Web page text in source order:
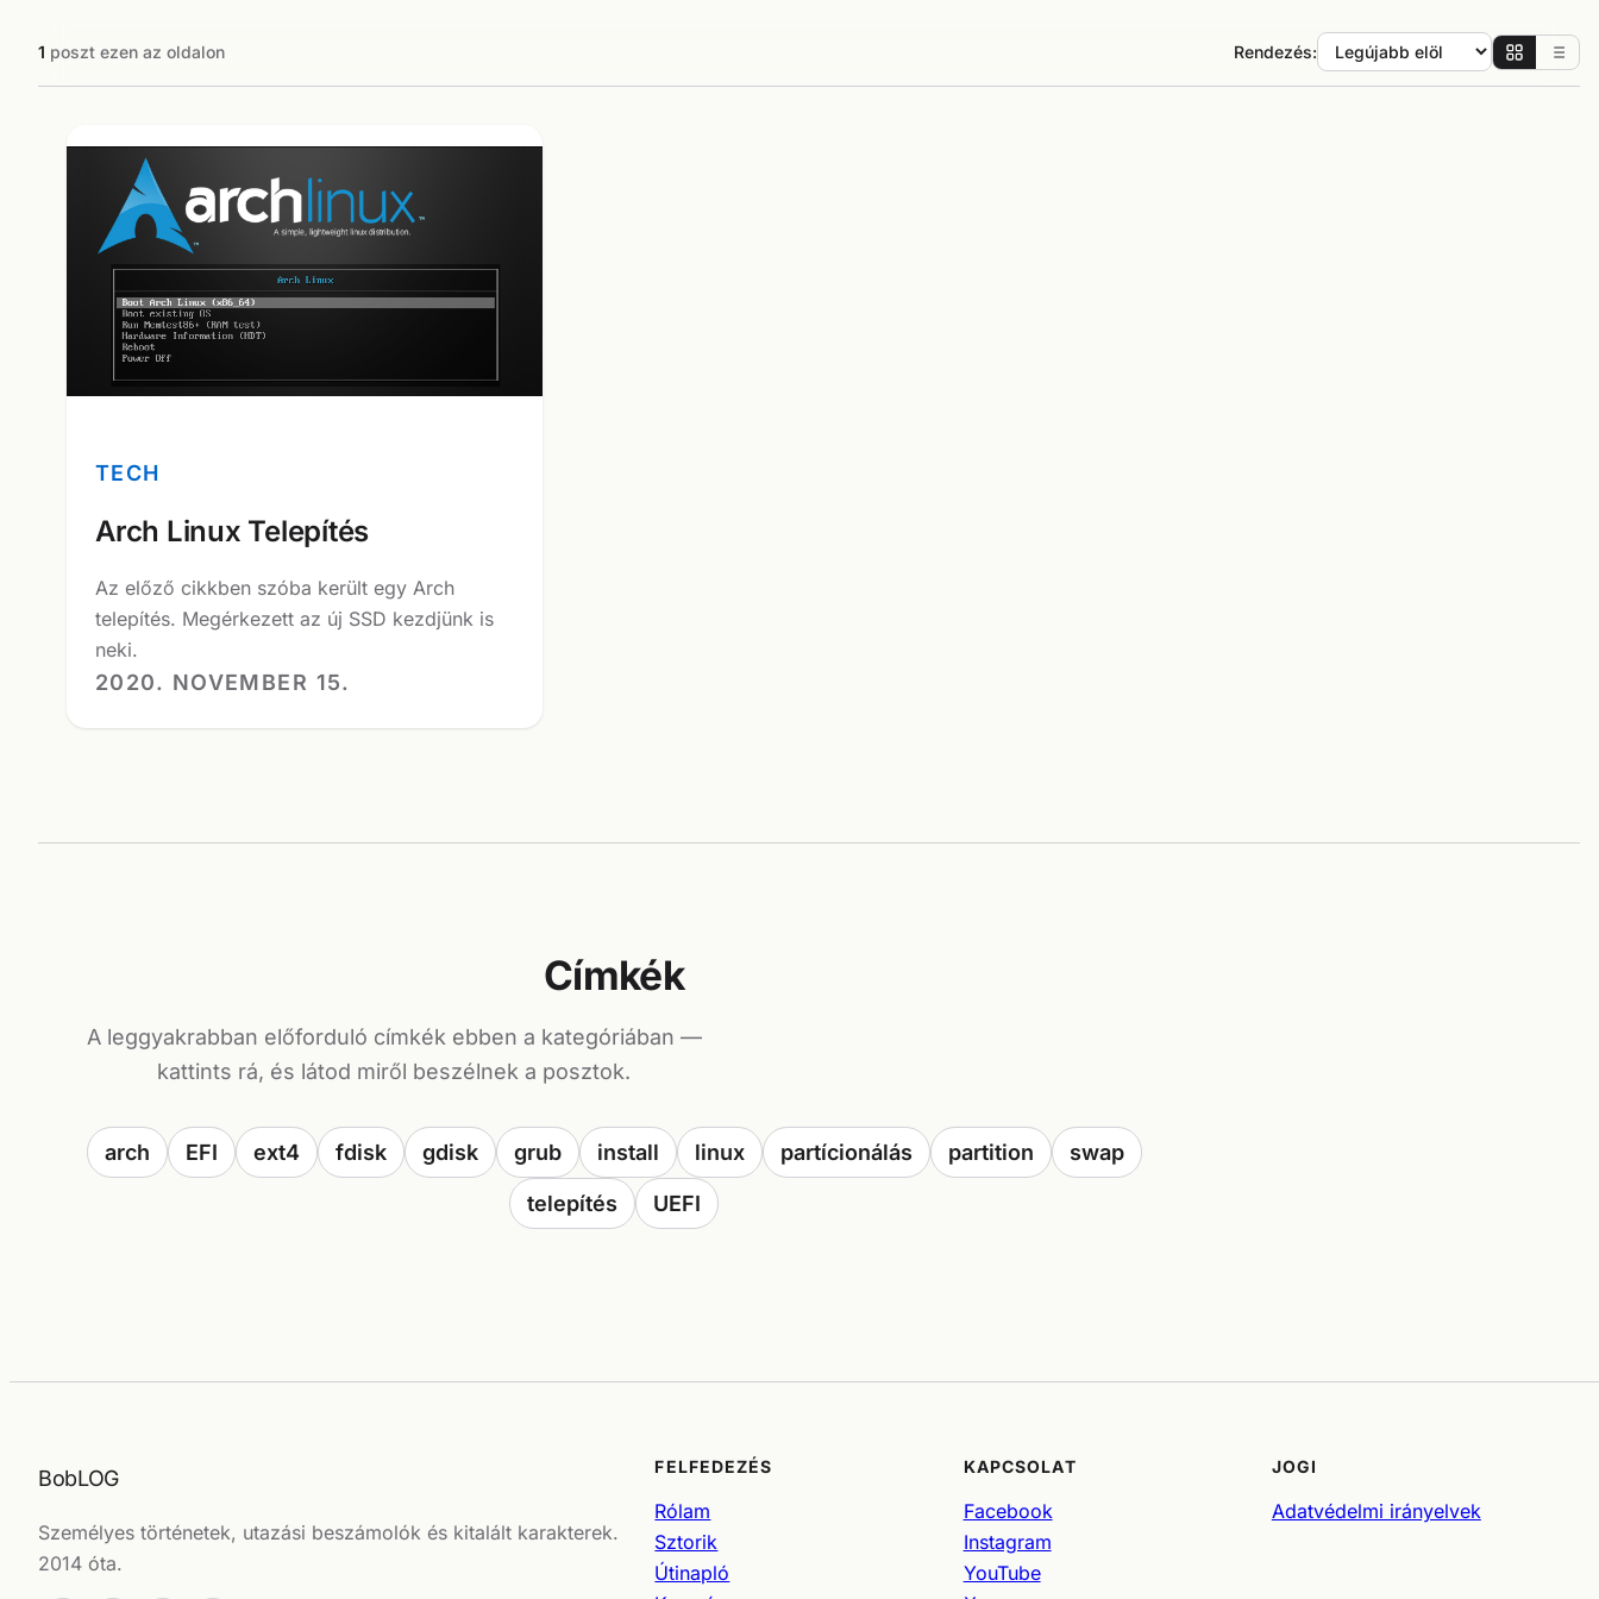
1 poszt ezen az oldalon Rendezés:
TECH
Arch Linux Telepítés
Az előző cikkben szóba került egy Arch
telepítés. Megérkezett az új SSD kezdjünk is
neki.
2020. NOVEMBER 15.
Címkék
A leggyakrabban előforduló címkék ebben a kategóriában —
kattints rá, és látod miről beszélnek a posztok.
arch EFI ext4 fdisk gdisk grub install linux partícionálás partition swap
telepítés UEFI
BobLOG
Személyes történetek, utazási beszámolók és kitalált karakterek.
2014 óta.
FELFEDEZÉS
Rólam
Sztorik
Útinapló
KAPCSOLAT
Facebook
Instagram
YouTube
JOGI
Adatvédelmi irányelvek